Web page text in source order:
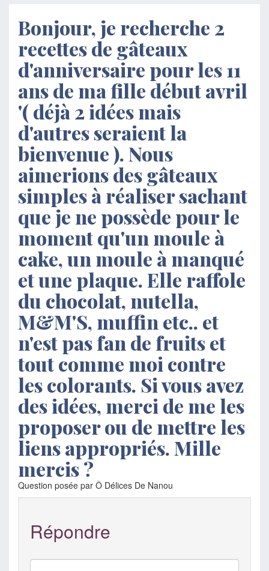
Bonjour, je recherche 2
recettes de gâteaux
d'anniversaire pour les 11
ans de ma fille début avril
'( déjà 2 idées mais
d'autres seraient la
bienvenue ). Nous
aimerions des gâteaux
simples à réaliser sachant
que je ne possède pour le
moment qu'un moule à
cake, un moule à manqué
et une plaque. Elle raffole
du chocolat, nutella,
M&M'S, muffin etc.. et
n'est pas fan de fruits et
tout comme moi contre
les colorants. Si vous avez
des idées, merci de me les
proposer ou de mettre les
liens appropriés. Mille
mercis ?
Question posée par Ô Délices De Nanou
Répondre